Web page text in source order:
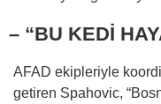
– “BU KEDİ
AFAD ekipleriyle
getiren Spahovic,